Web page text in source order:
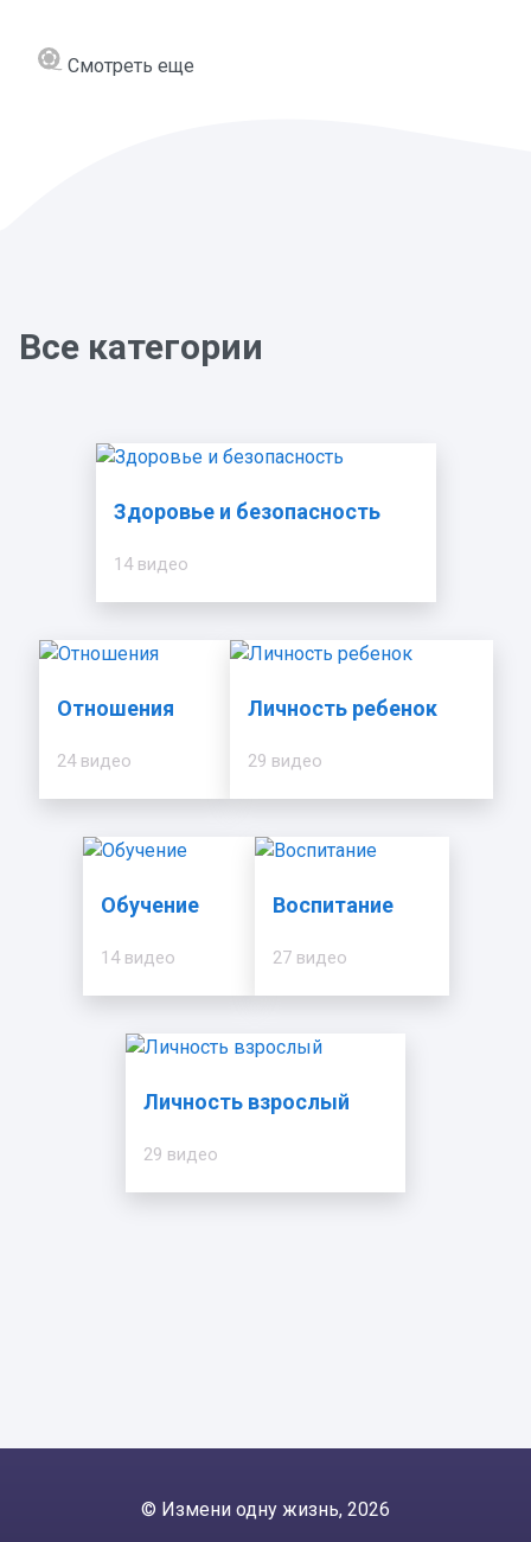
Смотреть еще
Все категории
Здоровье и безопасность
14 видео
Отношения
24 видео
Личность ребенок
29 видео
Обучение
14 видео
Воспитание
27 видео
Личность взрослый
29 видео
© Измени одну жизнь, 2026